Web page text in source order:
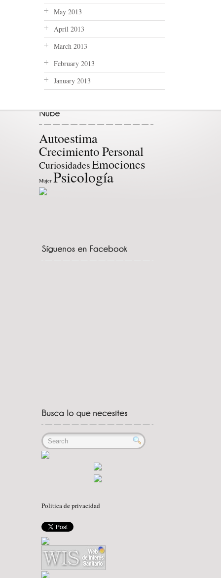
May 2013
April 2013
March 2013
February 2013
January 2013
Autoestima
Crecimiento Personal
CuriosidadesEmociones
Mujer Psicología
Politica de privacidad